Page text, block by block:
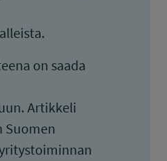
on saada
Artikkeli
Suomen